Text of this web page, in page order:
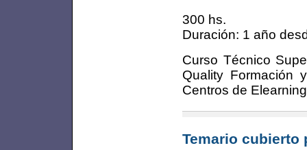
300 hs.
Duración: 1 año
Curso Técnico
Quality Formación
Centros de
Temario cubierto